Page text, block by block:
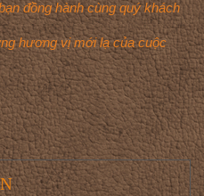
đồng hành cùng quý khách
hương vị mới lạ của cuộc